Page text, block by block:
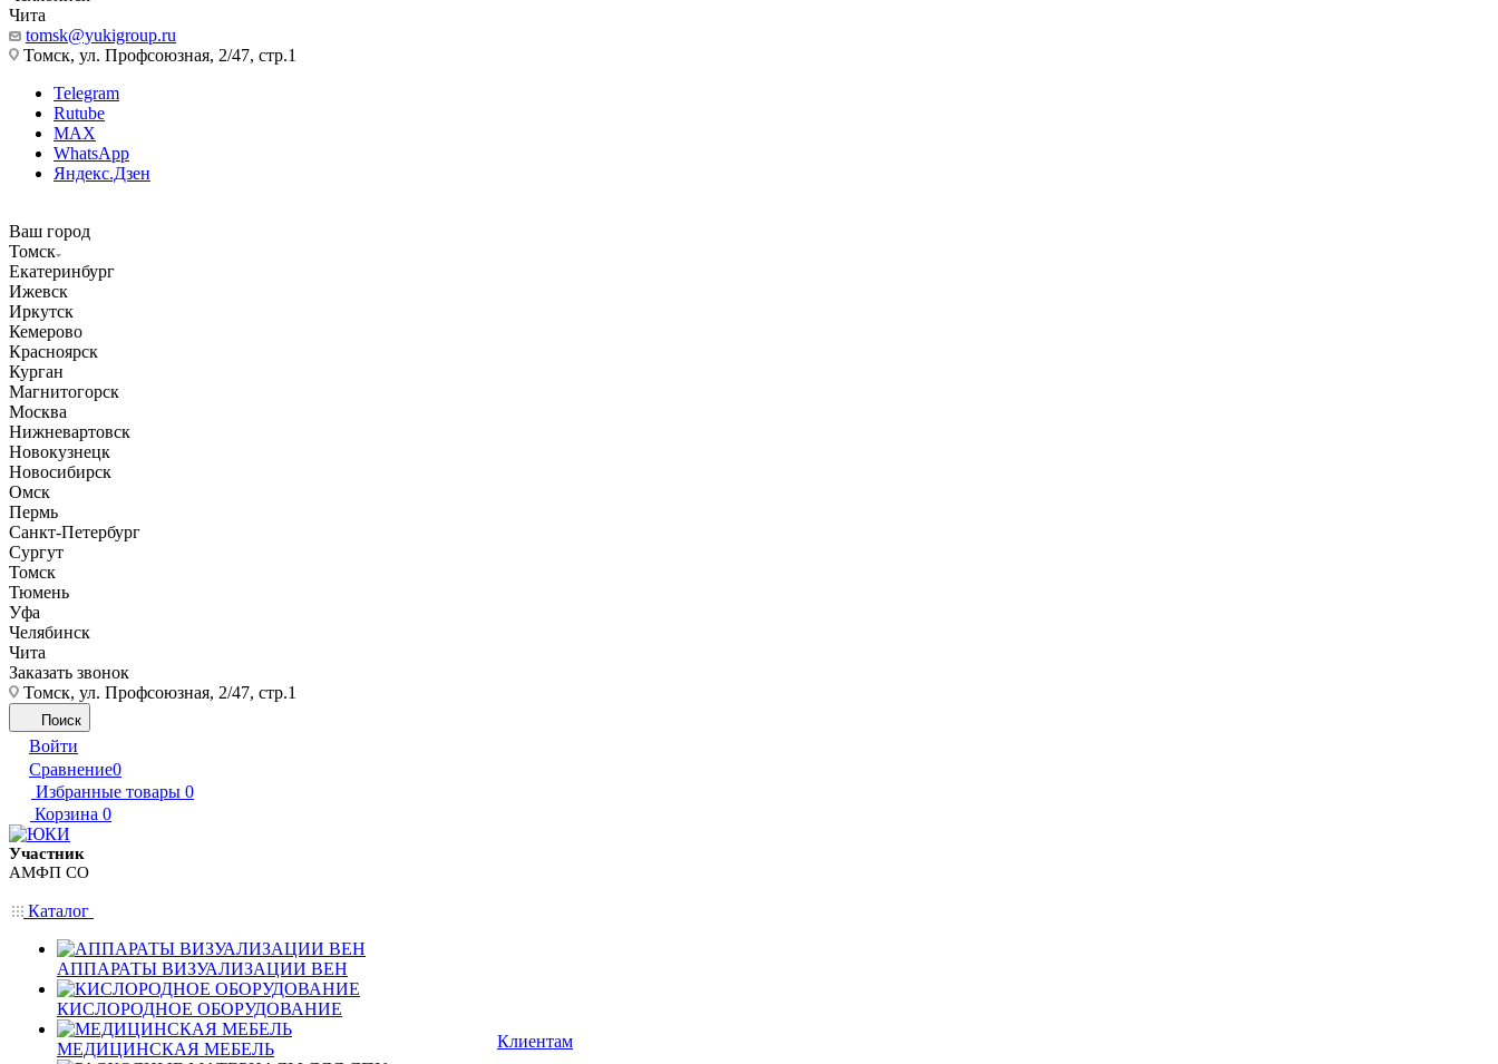
Чита
tomsk@yukigroup.ru
Томск, ул. Профсоюзная, 2/47, стр.1
Telegram
Rutube
MAX
WhatsApp
Яндекс.Дзен
Ваш город
Томск
Екатеринбург
Ижевск
Иркутск
Кемерово
Красноярск
Курган
Магнитогорск
Москва
Нижневартовск
Новокузнецк
Новосибирск
Омск
Пермь
Санкт-Петербург
Сургут
Томск
Тюмень
Уфа
Челябинск
Чита
Заказать звонок
Томск, ул. Профсоюзная, 2/47, стр.1
Поиск
Войти
Сравнение0
Избранные товары 0
Корзина 0
Участник
АМФП СО
Каталог
АППАРАТЫ ВИЗУАЛИЗАЦИИ ВЕН
КИСЛОРОДНОЕ ОБОРУДОВАНИЕ
МЕДИЦИНСКАЯ МЕБЕЛЬ Клиентам